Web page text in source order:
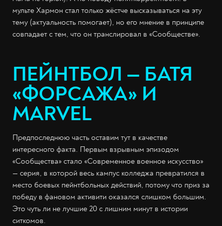
мульте Хармон стал только жёстче высказываться на эту
тему (актуальность помогает), но его мнение в принципе
совпадает с тем, что он транслировал в «Сообществе».
ПЕЙНТБОЛ — БАТЯ
«ФОРСАЖА» И
MARVEL
Предпоследнюю часть оставим тут в качестве
интересного факта. Первым взрывным эпизодом
«Сообщества» стало «Современное военное искусство»
— серия, в которой весь кампус колледжа превратился в
место боевых пейнтбольных действий, потому что приз за
победу в фановом активити оказался слишком большим.
Это чуть ли не лучшие 20 с лишним минут в истории
ситкомов.